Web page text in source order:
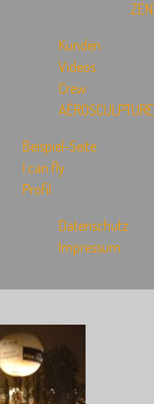
Kunden
Videos
Crew
AÉROSCULPTURE
Beispiel-Seite
I can fly
Profil
Datenschutz
Impressum